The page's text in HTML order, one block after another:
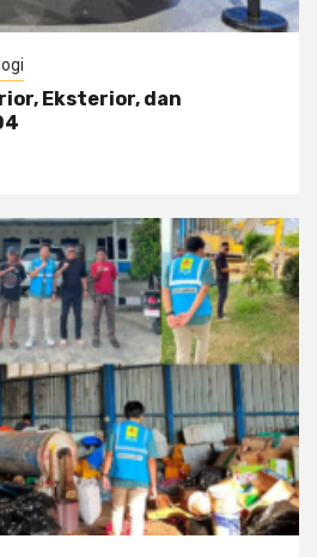
Eksterior, dan